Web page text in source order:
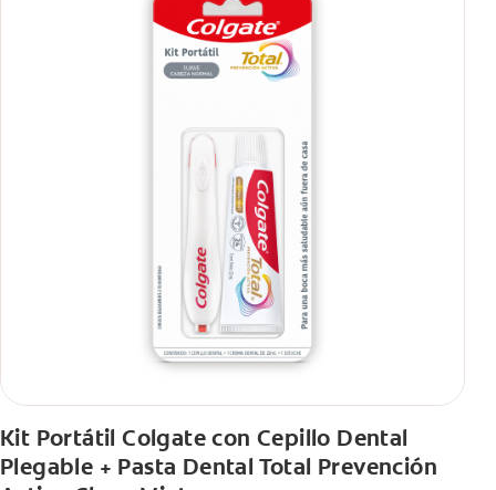
Kit Portátil Colgate con Cepillo Dental
Plegable + Pasta Dental Total Prevención